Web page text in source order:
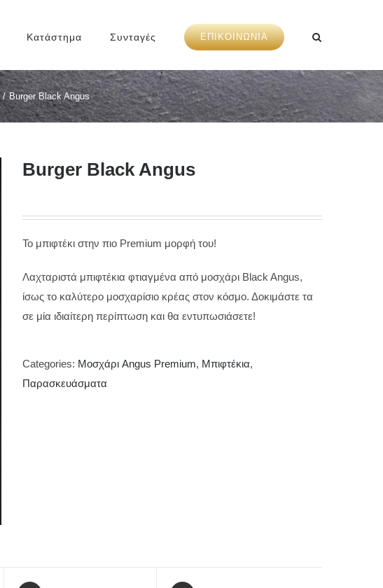
Κατάστημα Συνταγές ΕΠΙΚΟΙΝΩΝΙΑ
/ Burger Black Angus
Burger Black Angus
Το μπιφτέκι στην πιο Premium μορφή του!
Λαχταριστά μπιφτέκια φτιαγμένα από μοσχάρι Black Angus,
ίσως το καλύτερο μοσχαρίσιο κρέας στον κόσμο. Δοκιμάστε τα
σε μία ιδιαίτερη περίπτωση και θα εντυπωσιάσετε!
Categories: Μοσχάρι Angus Premium, Μπιφτέκια,
Παρασκευάσματα